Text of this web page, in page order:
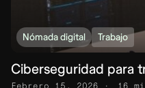
Nómada digital Trabajo
Ciberseguridad para